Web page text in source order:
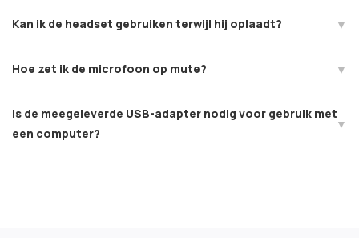
Kan ik de headset gebruiken terwijl hij oplaadt?
Hoe zet ik de microfoon op mute?
Is de meegeleverde USB-adapter nodig voor gebruik met
een computer?